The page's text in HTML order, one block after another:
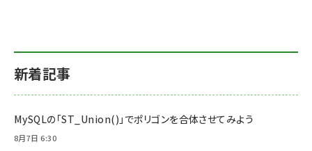
新着記事
MySQLの「ST_Union()」でポリゴンを合体させてみよう
8月7日 6:30